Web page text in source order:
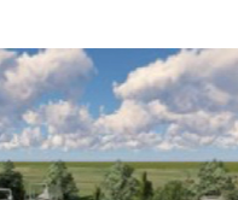
de déchets produits par